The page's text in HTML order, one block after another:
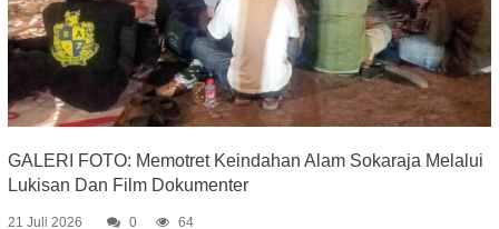
GALERI FOTO: Memotret Keindahan Alam Sokaraja Melalui
Lukisan Dan Film Dokumenter
21 Juli 2026 0 64